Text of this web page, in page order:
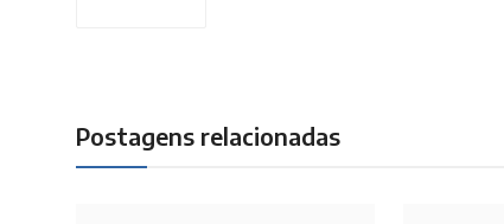
Postagens relacionadas